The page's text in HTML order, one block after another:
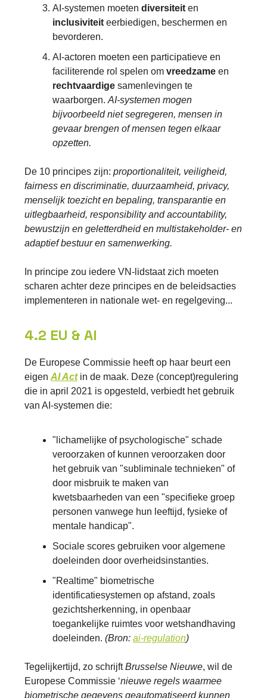
AI-systemen moeten diversiteit en
inclusiviteit eerbiedigen, beschermen en
bevorderen.
AI-actoren moeten een participatieve en
faciliterende rol spelen om vreedzame en
rechtvaardige samenlevingen te
waarborgen. AI-systemen mogen
bijvoorbeeld niet segregeren, mensen in
gevaar brengen of mensen tegen elkaar
opzetten.
De 10 principes zijn: proportionaliteit, veiligheid,
fairness en discriminatie, duurzaamheid, privacy,
menselijk toezicht en bepaling, transparantie en
uitlegbaarheid, responsibility and accountability,
bewustzijn en geletterdheid en multistakeholder- en
adaptief bestuur en samenwerking.
In principe zou iedere VN-lidstaat zich moeten
scharen achter deze principes en de beleidsacties
implementeren in nationale wet- en regelgeving...
4.2 EU & AI
De Europese Commissie heeft op haar beurt een
eigen AI Actin de maak. Deze (concept)regulering
die in april 2021 is opgesteld, verbiedt het gebruik
van AI-systemen die:
"lichamelijke of psychologische" schade
veroorzaken of kunnen veroorzaken door
het gebruik van "subliminale technieken" of
door misbruik te maken van
kwetsbaarheden van een "specifieke groep
personen vanwege hun leeftijd, fysieke of
mentale handicap".
Sociale scores gebruiken voor algemene
doeleinden door overheidsinstanties.
"Realtime" biometrische
identificatiesystemen op afstand, zoals
gezichtsherkenning, in openbaar
toegankelijke ruimtes voor wetshandhaving
doeleinden. (Bron: ai-regulation)
Tegelijkertijd, zo schrijftBrusselse Nieuwe, wil de
Europese Commissie ‘nieuwe regels waarmee
biometrische gegevens geautomatiseerd kunnen